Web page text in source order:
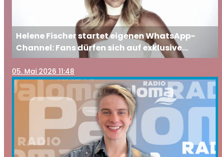
Helene Fischer startet eigenen WhatsApp-
Channel: Fans dürfen sich auf exklusive
Einblicke freuen
05. Mai 2026 11:48